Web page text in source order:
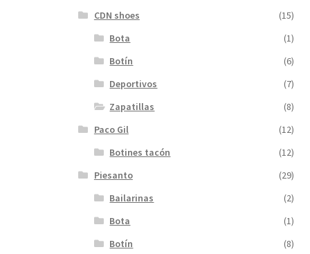
CDN shoes
(15)
Bota
(1)
Botín
(6)
Deportivos
(7)
Zapatillas
(8)
Paco Gil
(12)
Botines tacón
(12)
Piesanto
(29)
Bailarinas
(2)
Bota
(1)
Botín
(8)